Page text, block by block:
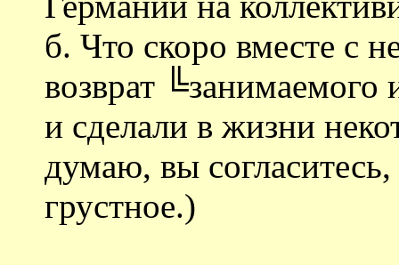
б. Что скоро вместе с
возврат
и сделали в жизни
думаю, вы
грустное.)